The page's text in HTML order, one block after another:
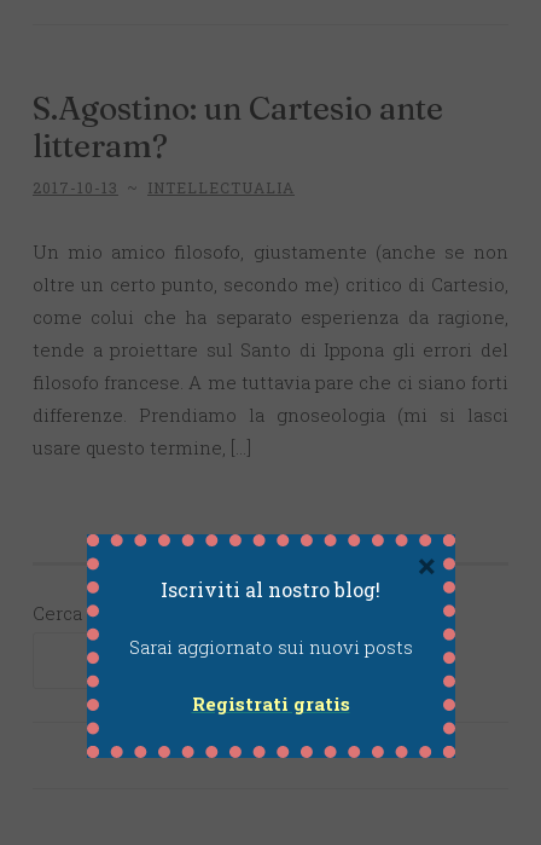
S.Agostino: un Cartesio ante
litteram?
2017-10-13 ~ INTELLECTUALIA
Un mio amico filosofo, giustamente (anche se non
oltre un certo punto, secondo me) critico di Cartesio,
come colui che ha separato esperienza da ragione,
tende a proiettare sul Santo di Ippona gli errori del
filosofo francese. A me tuttavia pare che ci siano forti
differenze. Prendiamo la gnoseologia (mi si lasci
usare questo termine, […]
Cerca
CERCA
Iscriviti al nostro blog!
Sarai aggiornato sui nuovi posts
Registrati gratis
×